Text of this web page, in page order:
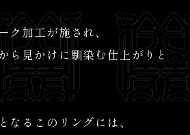
ク加工が施され、
ら見かけに馴染む仕上がりと
なるこのリングには、